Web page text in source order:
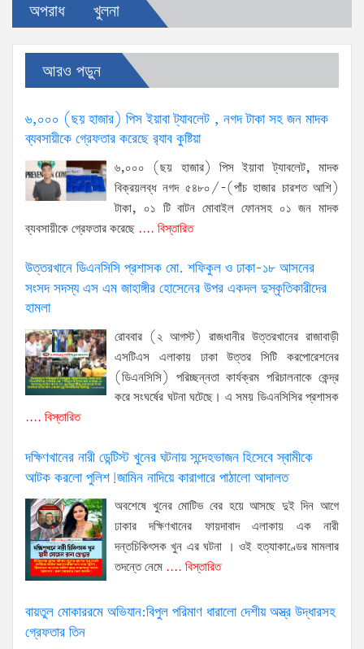
অপরাধ খুলনা
আরও পড়ুন
৬,০০০ (ছয় হাজার) পিস ইয়াবা ট্যাবলেট , নগদ টাকা সহ জন মাদক
ব্যবসায়ীকে গ্রেফতার করেছে র‌্যাব কুষ্টিয়া
৬,০০০ (ছয় হাজার) পিস ইয়াবা ট্যাবলেট, মাদক
বিক্রয়লব্ধ নগদ ৫৪৮০/-(পাঁচ হাজার চারশত আশি)
টাকা, ০১ টি বাটন মোবাইল ফোনসহ ০১ জন মাদক
ব্যবসায়ীকে গ্রেফতার করেছে .... বিস্তারিত
উত্তরখানে ডিএনসিসি প্রশাসক মো. শফিকুল ও ঢাকা-১৮ আসনের
সংসদ সদস্য এস এম জাহাঙ্গীর হোসেনের উপর একদল দুস্কৃতিকারীদের
হামলা
রোববার (২ আগস্ট) রাজধানীর উত্তরখানের রাজাবাড়ী
এসটিএস এলাকায় ঢাকা উত্তর সিটি করপোরেশনের
(ডিএনসিসি) পরিচ্ছন্নতা কার্যক্রম পরিচালনাকে কেন্দ্র
করে সংঘর্ষের ঘটনা ঘটেছে। এ সময় ডিএনসিসির প্রশাসক
.... বিস্তারিত
দক্ষিণখানের নারী ডেন্টিস্ট খুনের ঘটনায় সন্দেহভাজন হিসেবে স্বামীকে
আটক করলো পুলিশ!জামিন নাদিয়ে কারাগারে পাঠালো আদালত
অবশেষে খুনের মোটিভ বের হয়ে আসছে দুই দিন আগে
ঢাকার দক্ষিণখানের ফায়দাবাদ এলাকায় এক নারী
দন্তচিকিৎসক খুন এর ঘটনা । ওই হত্যাকাণ্ডের মামলার
তদন্তে নেমে .... বিস্তারিত
বায়তুল মোকাররমে অভিযান:বিপুল পরিমাণ ধারালো দেশীয় অস্ত্র উদ্ধারসহ
গ্রেফতার তিন